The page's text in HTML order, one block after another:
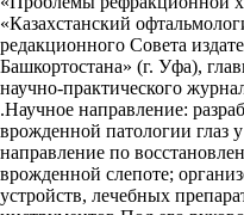
«Казахстанский
редакционного Совета
Башкортостана» (г. Уфа),
научно-практического
.Научное направление:
врожденной патологии глаз
направление по
врожденной слепоте;
устройств, лечебных